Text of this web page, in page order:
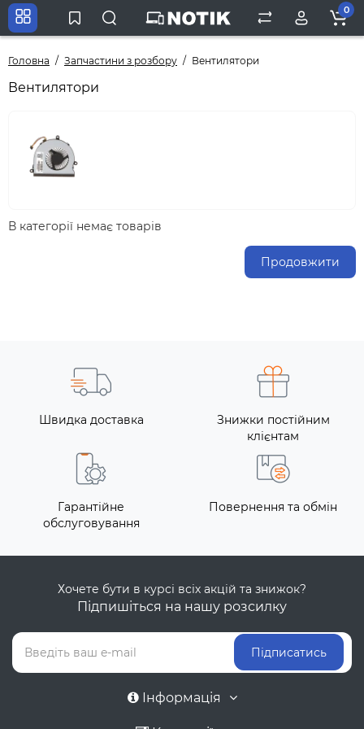
0
Головна Запчастини з розбору Вентилятори
Вентилятори
В категорії немає товарів
Продовжити
Швидка доставка
Знижки постійним
клієнтам
Гарантійне
обслуговування
Повернення та обмін
Хочете бути в курсі всіх акцій та знижок?
Підпишіться на нашу розсилку
Підписатись
Інформація